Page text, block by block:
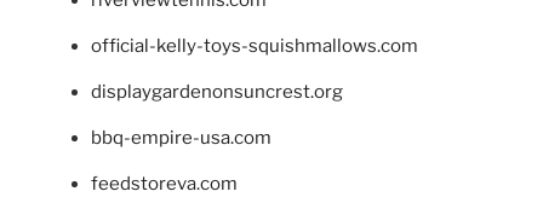
official-kelly-toys-squishmallows.com
displaygardenonsuncrest.org
bbq-empire-usa.com
feedstoreva.com